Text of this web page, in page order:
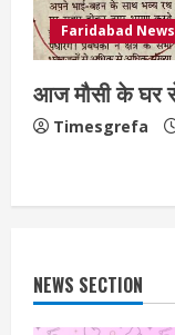
Faridabad News
आज मौसी के घर
Timesgrefa
NEWS SECTION